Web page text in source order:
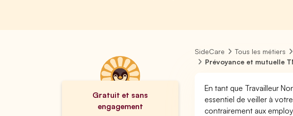
Gratuit et sans
engagement
SideCare Tous les métiers
Prévoyance et mutuelle
En tant que Travailleur
essentiel de veiller à
contrairement aux